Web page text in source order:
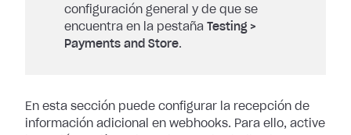
configuración general y de que se
encuentra en la pestaña
Testing >
Payments and Store.
En esta sección puede configurar la recepción de
información adicional en webhooks. Para ello, active